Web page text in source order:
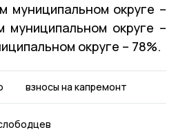
муниципальном округе –
муниципальном округе –
округе – 78%.
взносы на капремонт